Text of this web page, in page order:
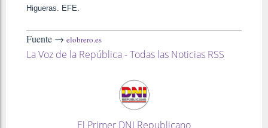
Higueras. EFE.
Fuente → elobrero.es
La Voz de la República - Todas las Noticias RSS
El Primer DNI Republicano